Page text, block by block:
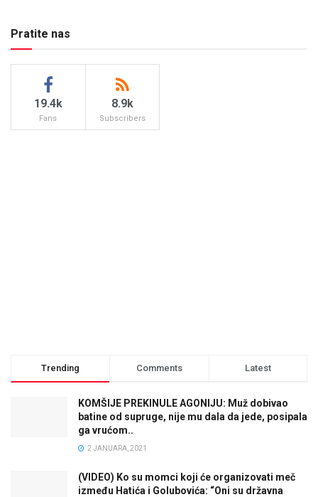
Pratite nas
19.4k
Fans
8.9k
Subscribers
Trending Comments Latest
KOMŠIJE PREKINULE AGONIJU: Muž dobivao
batine od supruge, nije mu dala da jede, posipala
ga vrućom..
2 JANUARA, 2021
(VIDEO) Ko su momci koji će organizovati meč
između Hatića i Golubovića: “Oni su državna